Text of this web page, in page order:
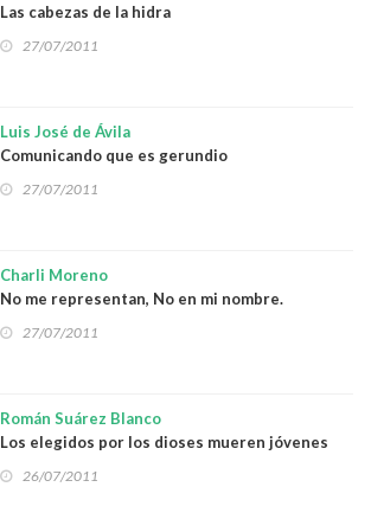
Las cabezas de la hidra
27/07/2011
Luis José de Ávila
Comunicando que es gerundio
27/07/2011
Charli Moreno
No me representan, No en mi nombre.
27/07/2011
Román Suárez Blanco
Los elegidos por los dioses mueren jóvenes
26/07/2011